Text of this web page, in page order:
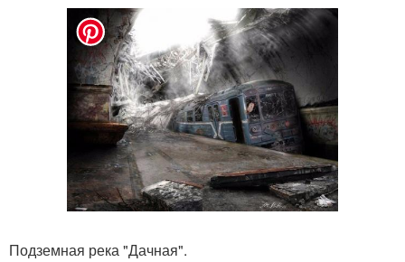
Подземная река "Дачная".